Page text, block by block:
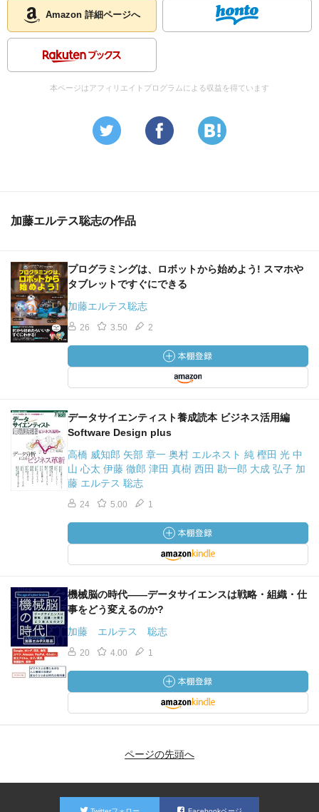
Amazon 詳細ページへ
本ページはアフィリエイトプログラムによる収益を得ています
加藤エルテス聡志の作品
プログラミングは、ロボットから始めよう! スマホや
タブレットですぐにできる
加藤エルテス聡志
26 3.50 2
データサイエンティスト養成読本 ビジネス活用編
Software Design plus
高橋 威知郎 矢部 章一 奥村 エルネスト 純 樫田 光 中
山 心太 伊藤 徹郎 津田 真樹 西田 勘一郎 大成 弘子 加
藤 エルテス 聡志
24 5.00 1
機械脳の時代――データサイエンスは戦略・組織・仕
事をどう変えるのか?
加藤 エルテス 聡志
20 4.00 1
ページの先頭へ